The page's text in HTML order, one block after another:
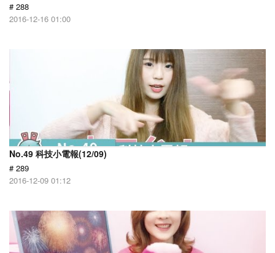
# 288
2016-12-16 01:00
No.49 科技小電報(12/09)
# 289
2016-12-09 01:12